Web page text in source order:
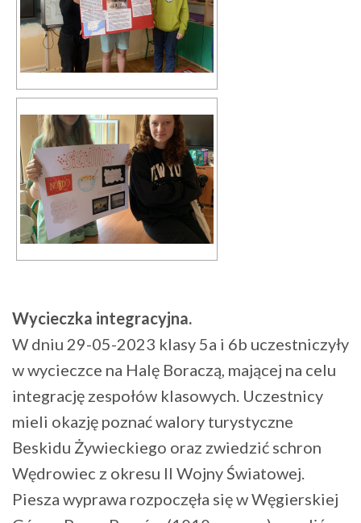
Wycieczka integracyjna.
W dniu 29-05-2023 klasy 5a i 6b uczestniczyły
w wycieczce na Halę Boraczą, mającej na celu
integrację zespołów klasowych. Uczestnicy
mieli okazję poznać walory turystyczne
Beskidu Żywieckiego oraz zwiedzić schron
Wędrowiec z okresu II Wojny Światowej.
Piesza wyprawa rozpoczęła się w Węgierskiej